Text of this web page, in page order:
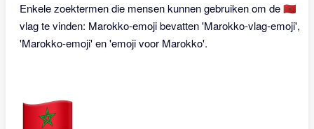
Enkele zoektermen die mensen kunnen gebruiken om de 🇲🇦
vlag te vinden: Marokko-emoji bevatten 'Marokko-vlag-emoji',
'Marokko-emoji' en 'emoji voor Marokko'.